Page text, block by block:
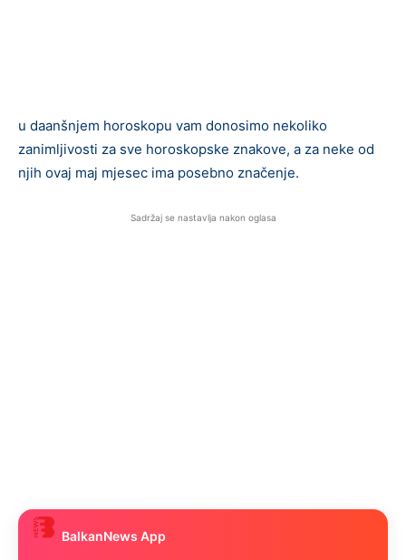
u daanšnjem horoskopu vam donosimo nekoliko
zanimljivosti za sve horoskopske znakove, a za neke od
njih ovaj maj mjesec ima posebno značenje.
Sadržaj se nastavlja nakon oglasa
BalkanNews App